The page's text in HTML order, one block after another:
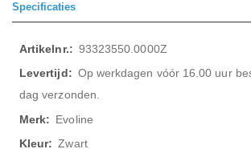
Specificaties
Meer
informatie
93323550.0000Z
Op werkdagen vóór 16.00 uur
dag verzonden.
Evoline
Zwart